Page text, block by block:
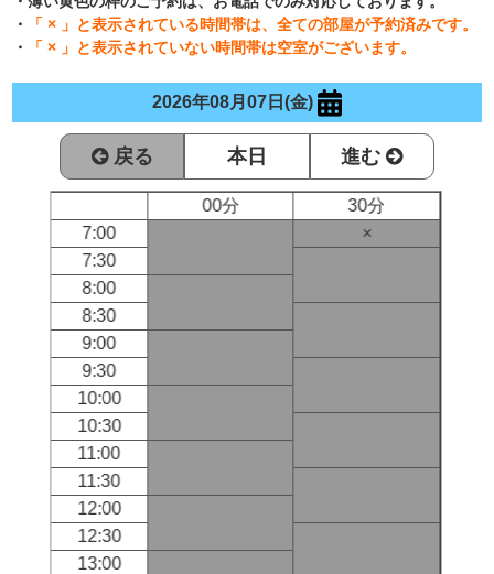
・
「 × 」と表示されている時間帯は、全ての部屋が予約済みです。
・
「 × 」と表示されていない時間帯は空室がございます。
2026年08月07日(金)
戻る 本日 進む
00分
30分
7:00
×
7:30
8:00
8:30
9:00
9:30
10:00
10:30
11:00
11:30
12:00
12:30
13:00